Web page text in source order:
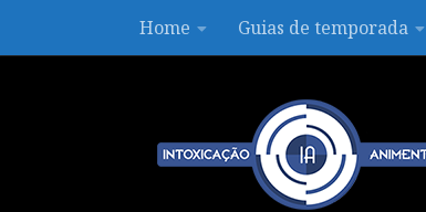
Skip to contentHome Guias de temporada